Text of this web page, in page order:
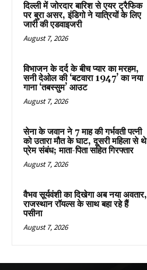
दिल्ली में जोरदार बारिश से एयर ट्रैफिक
पर बुरा असर, इंडिगो ने यात्रियों के लिए
जारी की एडवाइजरी
August 7, 2026
विभाजन के दर्द के बीच प्यार का मरहम,
सनी देओल की ‘बटवारा 1947’ का नया
गाना ‘तबस्सुम’ आउट
August 7, 2026
सेना के जवान ने 7 माह की गर्भवती पत्नी
को उतारा मौत के घाट, दूसरी महिला से थे
प्रेम संबंध; माता-पिता सहित गिरफ्तार
August 7, 2026
वैभव सूर्यवंशी का दिखेगा अब नया अवतार,
राजस्थान रॉयल्स के साथ बहा रहे हैं
पसीना
August 7, 2026